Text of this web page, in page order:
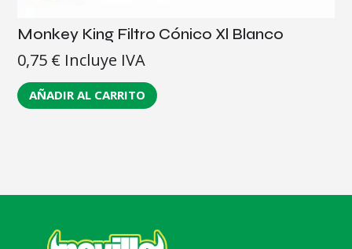
Monkey King Filtro Cónico Xl Blanco
0,75 € Incluye IVA
AÑADIR AL CARRITO